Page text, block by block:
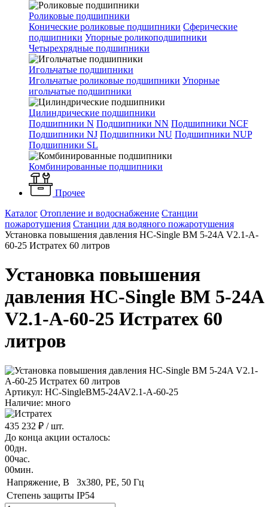
Роликовые подшипники
Конические роликовые подшипники Сферические
подшипники Упорные роликоподшипники
Четырехрядные подшипники
Игольчатые подшипники
Игольчатые роликовые подшипники Упорные
игольчатые подшипники
Цилиндрические подшипники
Подшипники N Подшипники NN Подшипники NCF
Подшипники NJ Подшипники NU Подшипники NUP
Подшипники SL
Комбинированные подшипники
Прочее
Каталог Отопление и водоснабжение Станции
пожаротушения Станции для водяного пожаротушения
Установка повышения давления HC-Single BM 5-24A V2.1-A-
60-25 Истратех 60 литров
Установка повышения
давления HC-Single BM 5-24A
V2.1-A-60-25 Истратех 60
литров
Артикул: HC-SingleBM5-24AV2.1-A-60-25
Наличие: много
435 232 ₽ / шт.
До конца акции осталось:
00дн.
00час.
00мин.
Напряжение, B
3x380, PE, 50 Гц
Степень защиты IP54